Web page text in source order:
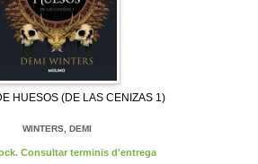
HUESOS (DE LAS CENIZAS 1)
WINTERS, DEMI
Consultar terminis d'entrega